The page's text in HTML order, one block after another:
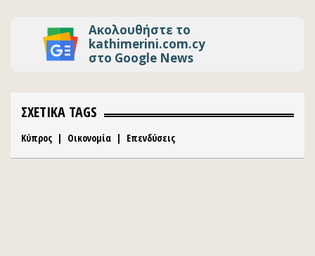
Ακολουθήστε το
kathimerini.com.cy
στο Google News
ΣΧΕΤΙΚΑ TAGS
Κύπρος | Οικονομία | Επενδύσεις